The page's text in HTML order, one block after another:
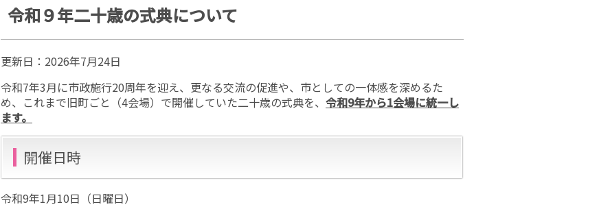
令和９年二十歳の式典について
更新日： 2026年7月24日
令和7年3月に市政施行20周年を迎え、更なる交流の促進や、市としての一体感を深めるた
め、これまで旧町ごと（4会場）で開催していた二十歳の式典を、 令和9年から1会場に統一し
ます。
開催日時
令和9年1月10日（日曜日）